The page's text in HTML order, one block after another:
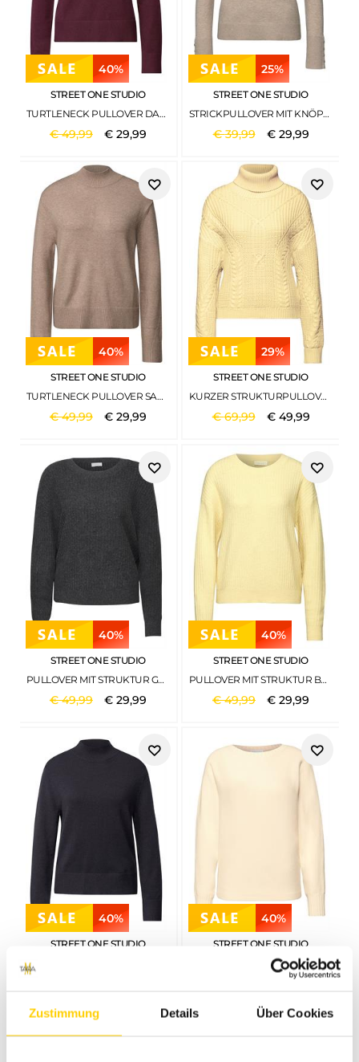
Zustimmung Details Über Cookies
40%
STREET ONE STUDIO
TURTLENECK PULLOVER DARK PLUM RED
€49,99 € 29,99
25%
STREET ONE STUDIO
STRICKPULLOVER MIT KNÖPFEN BUFFED BEIGE MEL.
€39,99 € 29,99
40%
STREET ONE STUDIO
TURTLENECK PULLOVER SANDSTONE BEIGE MEL.
€49,99 € 29,99
29%
STREET ONE STUDIO
KURZER STRUKTURPULLOVER BOND YELLOW
€69,99 € 49,99
40%
STREET ONE STUDIO
PULLOVER MIT STRUKTUR GRAVEL GREY MEL.
€49,99 € 29,99
40%
STREET ONE STUDIO
PULLOVER MIT STRUKTUR BOND YELLOW MEL.
€49,99 €29,99
40%
STREET ONE STUDIO
40%
STREET ONE STUDIO
DOLMAN PULLOVER SOFT BEIGE
,99